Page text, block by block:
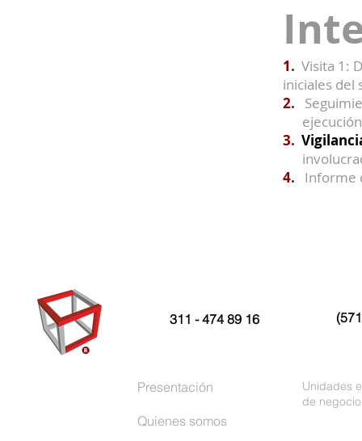
1. Visita
iniciales del
2.
ejecución
3.
4.
Informe
311 - 474 89 16
Presentación
Quienes somos
Unidades
de negocio